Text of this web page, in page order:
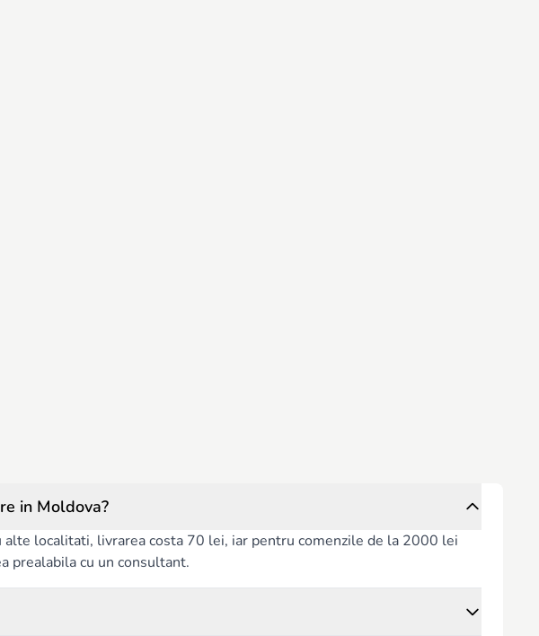
in Moldova?
localitati, livrarea costa 70 lei, iar pentru comenzile de la 2000 lei
prealabila cu un consultant.